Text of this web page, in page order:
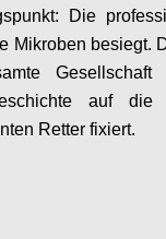
Die
Mikroben besiegt.
auf die
Retter fixiert.